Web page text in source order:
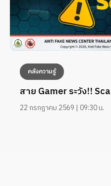
คลังความรู้
สาย Gamer ระวัง!!
22 กรกฎาคม 2569 | 09:30 น.